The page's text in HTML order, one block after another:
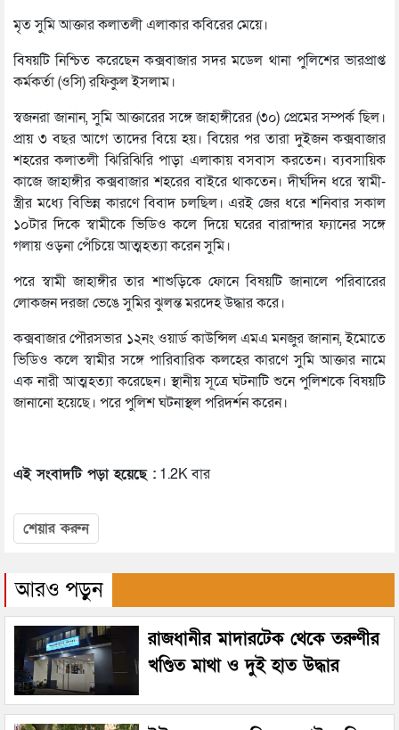
মৃত সুমি আক্তার কলাতলী এলাকার কবিরের মেয়ে।
বিষয়টি নিশ্চিত করেছেন কক্সবাজার সদর মডেল থানা পুলিশের ভারপ্রাপ্ত
কর্মকর্তা (ওসি) রফিকুল ইসলাম।
স্বজনরা জানান, সুমি আক্তারের সঙ্গে জাহাঙ্গীরের (৩০) প্রেমের সম্পর্ক ছিল।
প্রায় ৩ বছর আগে তাদের বিয়ে হয়। বিয়ের পর তারা দুইজন কক্সবাজার
শহরের কলাতলী ঝিরিঝিরি পাড়া এলাকায় বসবাস করতেন। ব্যবসায়িক
কাজে জাহাঙ্গীর কক্সবাজার শহরের বাইরে থাকতেন। দীর্ঘদিন ধরে স্বামী-
স্ত্রীর মধ্যে বিভিন্ন কারণে বিবাদ চলছিল। এরই জের ধরে শনিবার সকাল
১০টার দিকে স্বামীকে ভিডিও কলে দিয়ে ঘরের বারান্দার ফ্যানের সঙ্গে
গলায় ওড়না পেঁচিয়ে আত্মহত্যা করেন সুমি।
পরে স্বামী জাহাঙ্গীর তার শাশুড়িকে ফোনে বিষয়টি জানালে পরিবারের
লোকজন দরজা ভেঙে সুমির ঝুলন্ত মরদেহ উদ্ধার করে।
কক্সবাজার পৌরসভার ১২নং ওয়ার্ড কাউন্সিল এমএ মনজুর জানান, ইমোতে
ভিডিও কলে স্বামীর সঙ্গে পারিবারিক কলহের কারণে সুমি আক্তার নামে
এক নারী আত্মহত্যা করেছেন। স্থানীয় সূত্রে ঘটনাটি শুনে পুলিশকে বিষয়টি
জানানো হয়েছে। পরে পুলিশ ঘটনাস্থল পরিদর্শন করেন।
এই সংবাদটি পড়া হয়েছে : 1.2K বার
শেয়ার করুন
আরও পড়ুন
রাজধানীর মাদারটেক থেকে তরুণীর
খণ্ডিত মাথা ও দুই হাত উদ্ধার